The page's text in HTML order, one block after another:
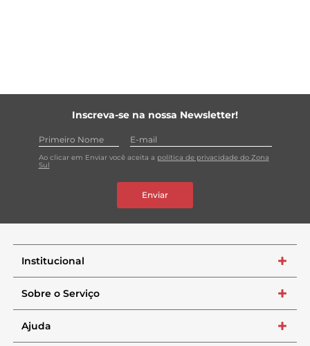
Inscreva-se na nossa Newsletter!
Ao clicar em Enviar você aceita a política de privacidade do Zona
Sul
Enviar
Institucional +
Sobre o Serviço +
Ajuda +